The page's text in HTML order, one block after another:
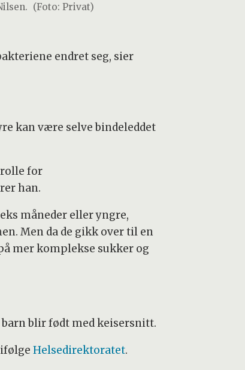
(Foto: Privat)
endret seg, sier
kan være selve bindeleddet
for
han.
måneder eller yngre,
Men da de gikk over til en
mer komplekse sukker og
blir født med keisersnitt.
Helsedirektoratet.